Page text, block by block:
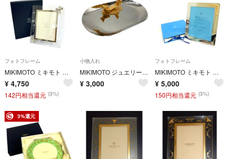
フォトフレーム
MIKIMOTO ミキモト 写真立て ベビーパール/フラワー クリア レディース / 240001209146
¥ 4,750
142円相当還元 (3%)
小物入れ
MIKIMOTO ジュエリートレイ パール付き♻️中古
¥ 3,000
フォトフレーム
MIKIMOTO ミキモト フォトフレーム ベビーパール/リーフ シルバーカラー ユニセックス / 240001211977
¥ 5,000
150円相当還元 (3%)
3%還元